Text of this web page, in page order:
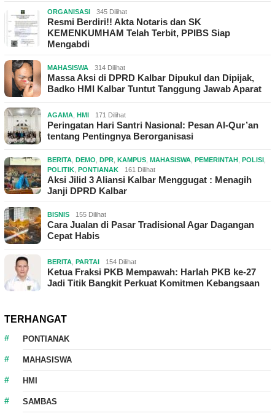
ORGANISASI 345 Dilihat
Resmi Berdiri!! Akta Notaris dan SK
KEMENKUMHAM Telah Terbit, PPIBS Siap
Mengabdi
MAHASISWA 314 Dilihat
Massa Aksi di DPRD Kalbar Dipukul dan Dipijak,
Badko HMI Kalbar Tuntut Tanggung Jawab Aparat
AGAMA HMI 171 Dilihat
Peringatan Hari Santri Nasional: Pesan Al-Qur’an
tentang Pentingnya Berorganisasi
BERITA DEMO DPR KAMPUS MAHASISWA PEMERINTAH POLISI
POLITIK PONTIANAK 161 Dilihat
Aksi Jilid 3 Aliansi Kalbar Menggugat : Menagih
Janji DPRD Kalbar
BISNIS 155 Dilihat
Cara Jualan di Pasar Tradisional Agar Dagangan
Cepat Habis
BERITA PARTAI 154 Dilihat
Ketua Fraksi PKB Mempawah: Harlah PKB ke-27
Jadi Titik Bangkit Perkuat Komitmen Kebangsaan
TERHANGAT
PONTIANAK
MAHASISWA
HMI
SAMBAS